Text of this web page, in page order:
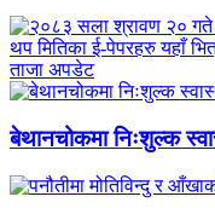
थप मितिका ई-पेपरहरु यहाँ
ताजा अपडेट
बेथानचोकमा निःशुल्क